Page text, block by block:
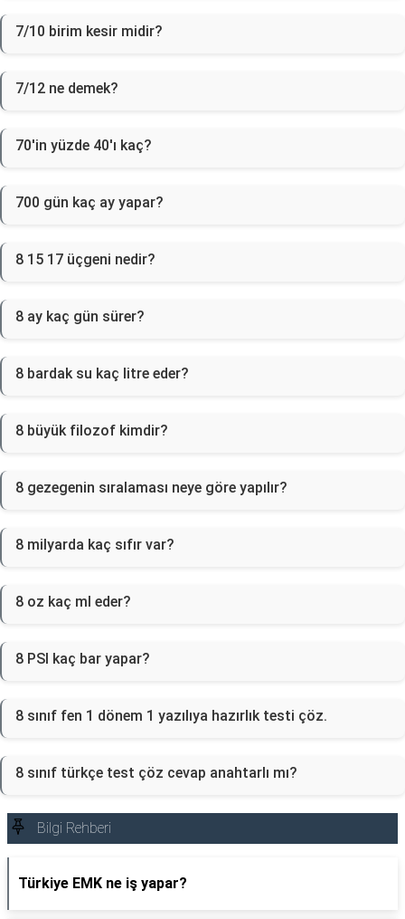
7/10 birim kesir midir?
7/12 ne demek?
70'in yüzde 40'ı kaç?
700 gün kaç ay yapar?
8 15 17 üçgeni nedir?
8 ay kaç gün sürer?
8 bardak su kaç litre eder?
8 büyük filozof kimdir?
8 gezegenin sıralaması neye göre yapılır?
8 milyarda kaç sıfır var?
8 oz kaç ml eder?
8 PSI kaç bar yapar?
8 sınıf fen 1 dönem 1 yazılıya hazırlık testi çöz.
8 sınıf türkçe test çöz cevap anahtarlı mı?
Bilgi Rehberi
Türkiye EMK ne iş yapar?